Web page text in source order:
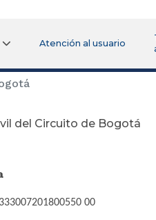
Atención al usuario
del Circuito de Bogotá
00